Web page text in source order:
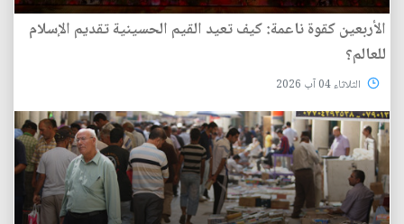
الأربعين كقوة ناعمة: كيف تعيد القيم الحسينية تقديم الإسلام
للعالم؟
الثلاثاء 04 آب 2026